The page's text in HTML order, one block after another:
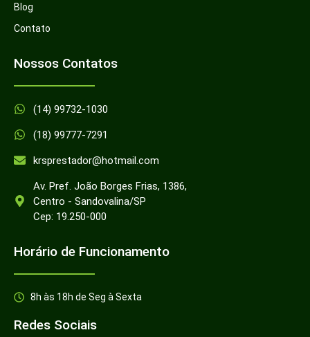
Blog
Contato
Nossos Contatos
(14) 99732-1030
(18) 99777-7291
krsprestador@hotmail.com
Av. Pref. João Borges Frias, 1386,
Centro - Sandovalina/SP
Cep: 19.250-000
Horário de Funcionamento
8h às 18h de Seg à Sexta
Redes Sociais